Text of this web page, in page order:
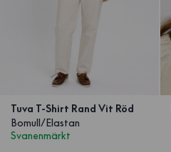
Tuva T-Shirt Rand Vit Röd
Bomull/Elastan
Svanenmärkt